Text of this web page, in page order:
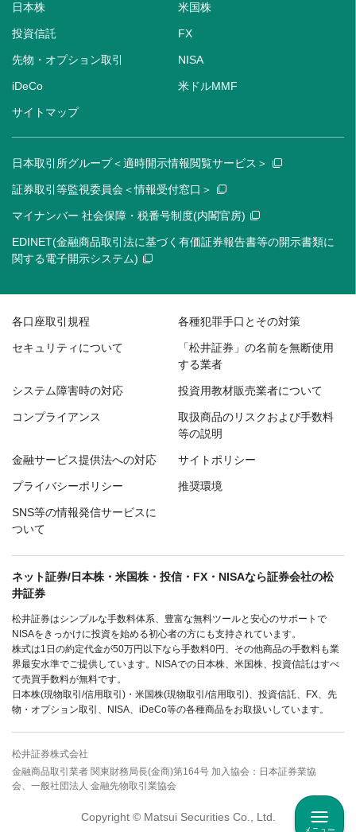
メニュー
日本株 米国株
投資信託 FX
先物・オプション取引 NISA
iDeCo 米ドルMMF
サイトマップ
日本取引所グループ＜適時開示情報閲覧サービス＞
証券取引等監視委員会＜情報受付窓口＞
マイナンバー 社会保障・税番号制度(内閣官房)
EDINET(金融商品取引法に基づく有価証券報告書等の開示書類に
関する電子開示システム)
各口座取引規程 各種犯罪手口とその対策
セキュリティについて
「松井証券」の名前を無断使用
する業者
システム障害時の対応 投資用教材販売業者について
コンプライアンス
取扱商品のリスクおよび手数料
等の説明
金融サービス提供法への対応 サイトポリシー
プライバシーポリシー 推奨環境
SNS等の情報発信サービスに
ついて
ネット証券/日本株・米国株・投信・FX・NISAなら証券会社の松
井証券
松井証券はシンプルな手数料体系、豊富な無料ツールと安心のサポートで
NISAをきっかけに投資を始める初心者の方にも支持されています。
株式は1日の約定代金が50万円以下なら手数料0円、その他商品の手数料も業
界最安水準でご提供しています。NISAでの日本株、米国株、投資信託はすべ
て売買手数料が無料です。
日本株(現物取引/信用取引)・米国株(現物取引/信用取引)、投資信託、FX、先
物・オプション取引、NISA、iDeCo等の各種商品をお取扱いしています。
松井証券株式会社
金融商品取引業者 関東財務局長(金商)第164号 加入協会：日本証券業協
会、一般社団法人 金融先物取引業協会
Copyright © Matsui Securities Co., Ltd.